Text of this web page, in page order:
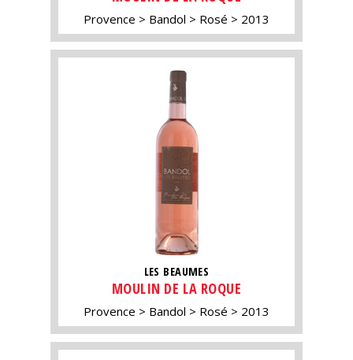
Provence Bandol Rosé 2013
LES BEAUMES
MOULIN DE LA ROQUE
Provence Bandol Rosé 2013